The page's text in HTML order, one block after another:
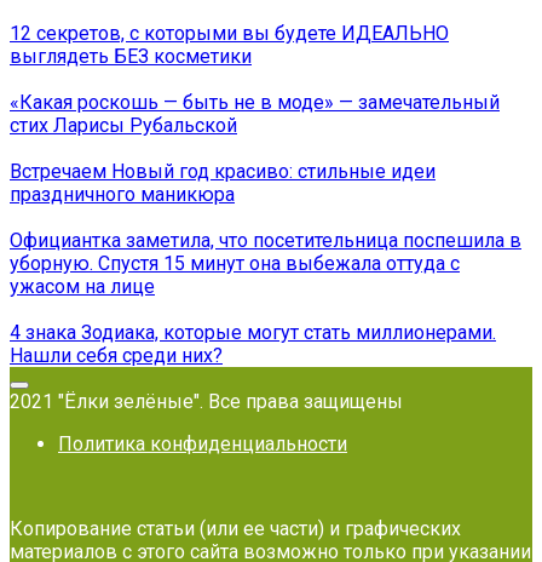
12 секретов, с которыми вы будете ИДЕАЛЬНО
выглядеть БЕЗ косметики
«Какая роскошь — быть не в моде» — замечательный
стих Ларисы Рубальской
Встречаем Новый год красиво: стильные идеи
праздничного маникюра
Официантка заметила, что посетительница поспешила в
уборную. Спустя 15 минут она выбежала оттуда с
ужaсом на лице
4 знака Зодиака, которые могут стать миллионерами.
Нашли себя среди них?
2021 "Ёлки зелёные". Все права защищены
Политика конфиденциальности
Копирование статьи (или ее части) и графических
материалов с этого сайта возможно только при указании